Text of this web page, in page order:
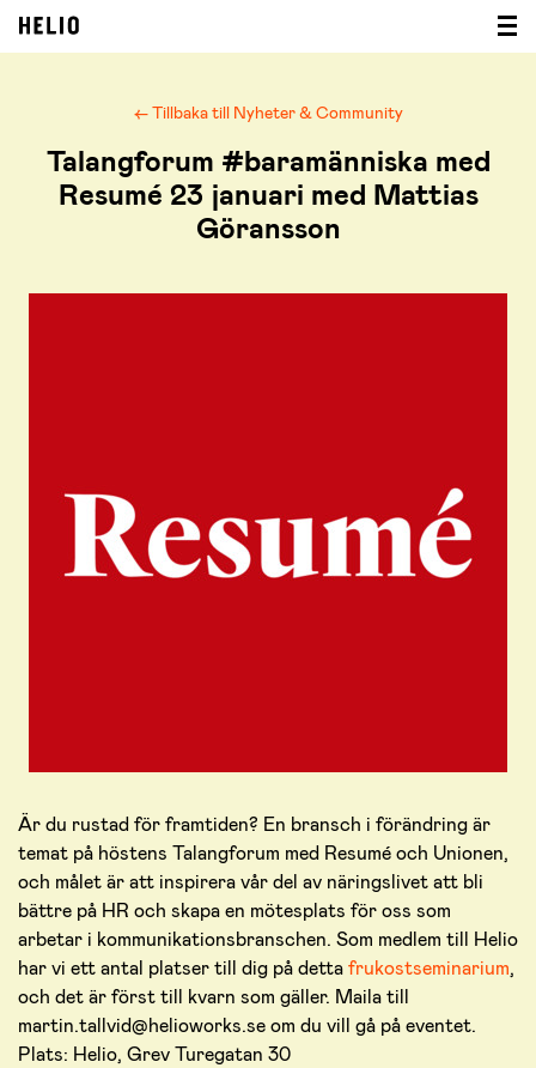
← Tillbaka till Nyheter & Community
Talangforum #baramänniska med
Resumé 23 januari med Mattias
Göransson
Är du rustad för framtiden? En bransch i förändring är
temat på höstens Talangforum med Resumé och Unionen,
och målet är att inspirera vår del av näringslivet att bli
bättre på HR och skapa en mötesplats för oss som
arbetar i kommunikationsbranschen. Som medlem till Helio
har vi ett antal platser till dig på dettafrukostseminarium,
och det är först till kvarn som gäller. Maila till
martin.tallvid@helioworks.se om du vill gå på eventet.
Plats: Helio, Grev Turegatan 30